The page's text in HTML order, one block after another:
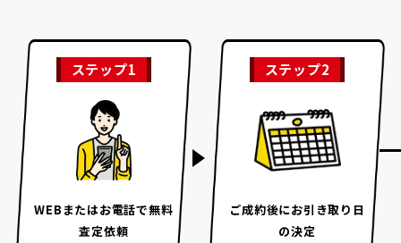
ステップ1
WEBまたはお電話で無料
査定依頼
ステップ2
ご成約後にお引き取り日
の決定